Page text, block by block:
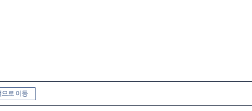
도 매장을 운영하는 프라다, 구찌, 생로랑, 버버리, 불가리, 페라가모, 발렌시아가,
원 중반을 기록했던 연 매출이 2021년에는 2,361억원 초반대로 크게 줄었다.
로 대구신세계까지 개점하면서 대구지역 3위로 밀려나며 큰 위기를 맞게 되었다.
지, 백화점 상층부의 롯데시네마를 폐점하고 매장을 확장했으며, 폴바셋과 무인양
럭셔리 워치 멀티샵인 ‘타임 밸리’를 전세계에서 중국 난징과 일본 도쿄에 이어 3
델링해 골프 아카데미를 개설하고 전국 최초로 아파트 모델하우스를 백화점에 입
한 노력에도 불구하고 해마다 매출은 가파르게 감소하고 있다. 2021년 12월 야심
로 이동